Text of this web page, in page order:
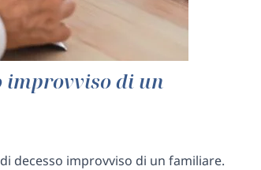
improvviso di un
decesso improvviso di un familiare.